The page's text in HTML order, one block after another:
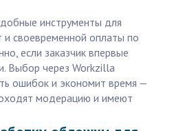
инструменты для
своевременной оплаты по
если заказчик впервые
Выбор через Workzilla
ошибок и экономит время —
модерацию и имеют